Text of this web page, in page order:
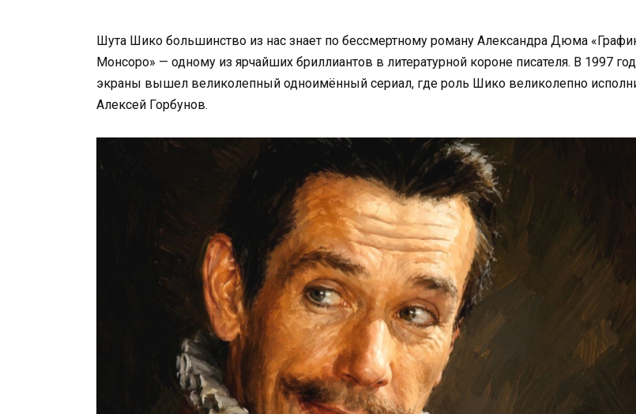
Шута Шико большинство из нас знает по бессмертному роману Александра Дюма
Монсоро» — одному из ярчайших бриллиантов в литературной короне писателя. В 1997
экраны вышел великолепный одноимённый сериал, где роль Шико великолепно
Алексей Горбунов.